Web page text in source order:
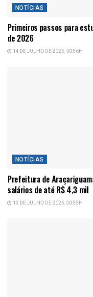
NOTÍCIAS
Primeiros passos para
de 2026
14 DE JULHO DE 2026, 00:56H
NOTÍCIAS
Prefeitura de
salários de até R$ 4,3 mil
13 DE JULHO DE 2026, 00:55H